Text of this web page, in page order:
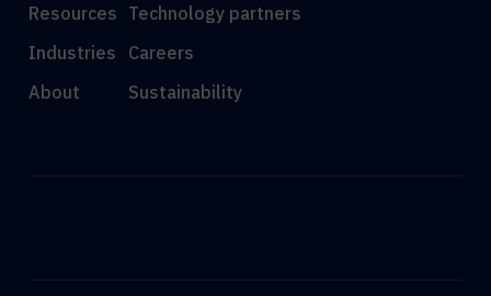
Resources
Industries
About
Technology partners
Careers
Sustainability